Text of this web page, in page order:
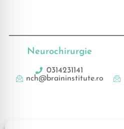
Neurochirurgie
0314231141
nch@braininstitute.ro